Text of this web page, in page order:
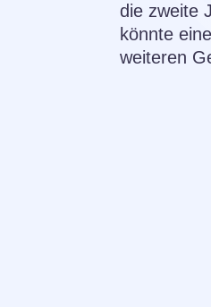
die zweite
könnte
weiteren